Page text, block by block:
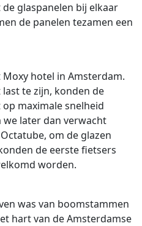
glaspanelen bij elkaar
de panelen tezamen een
hotel in Amsterdam.
te zijn, konden de
maximale snelheid
later dan verwacht
om de glazen
de eerste fietsers
worden.
was van boomstammen
hart van de Amsterdamse